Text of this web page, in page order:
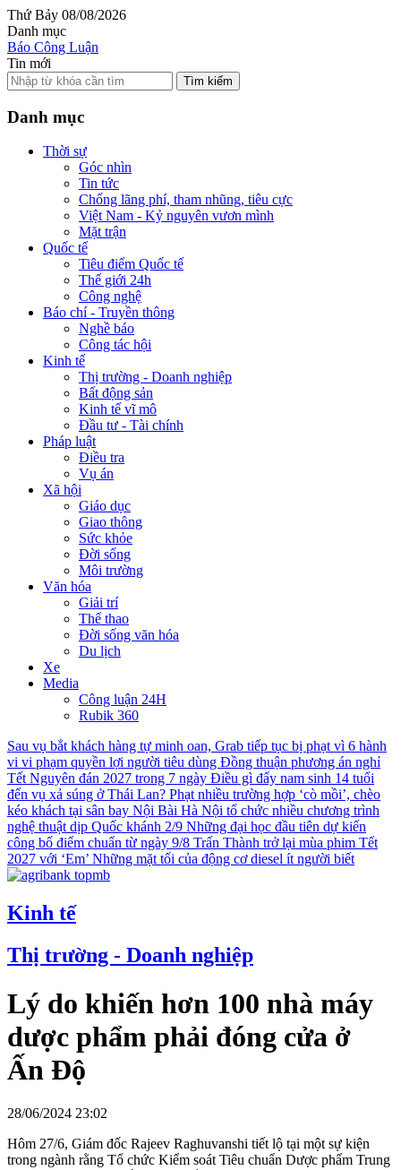
Thứ Bảy 08/08/2026
Danh mục
Báo Công Luận
Tin mới
Tìm kiếm
Danh mục
Thời sự
Góc nhìn
Tin tức
Chống lãng phí, tham nhũng, tiêu cực
Việt Nam - Kỷ nguyên vươn mình
Mặt trận
Quốc tế
Tiêu điểm Quốc tế
Thế giới 24h
Công nghệ
Báo chí - Truyền thông
Nghề báo
Công tác hội
Kinh tế
Thị trường - Doanh nghiệp
Bất động sản
Kinh tế vĩ mô
Đầu tư - Tài chính
Pháp luật
Điều tra
Vụ án
Xã hội
Giáo dục
Giao thông
Sức khỏe
Đời sống
Môi trường
Văn hóa
Giải trí
Thể thao
Đời sống văn hóa
Du lịch
Xe
Media
Công luận 24H
Rubik 360
Sau vụ bắt khách hàng tự minh oan, Grab tiếp tục bị phạt vì 6 hành
vi vi phạm quyền lợi người tiêu dùng Đồng thuận phương án nghỉ
Tết Nguyên đán 2027 trong 7 ngày Điều gì đẩy nam sinh 14 tuổi
đến vụ xả súng ở Thái Lan? Phạt nhiều trường hợp ‘cò mồi’, chèo
kéo khách tại sân bay Nội Bài Hà Nội tổ chức nhiều chương trình
nghệ thuật dịp Quốc khánh 2/9 Những đại học đầu tiên dự kiến
công bố điểm chuẩn từ ngày 9/8 Trấn Thành trở lại mùa phim Tết
2027 với ‘Em’ Những mặt tối của động cơ diesel ít người biết
Kinh tế
Thị trường - Doanh nghiệp
Lý do khiến hơn 100 nhà máy
dược phẩm phải đóng cửa ở
Ấn Độ
28/06/2024 23:02
Hôm 27/6, Giám đốc Rajeev Raghuvanshi tiết lộ tại một sự kiện
trong ngành rằng Tổ chức Kiểm soát Tiêu chuẩn Dược phẩm Trung